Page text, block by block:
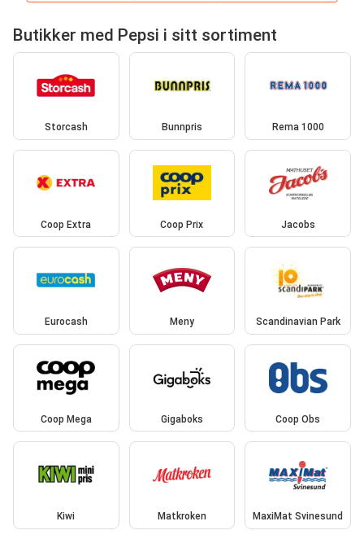
Butikker med Pepsi i sitt sortiment
Storcash Bunnpris Rema 1000
Coop Extra Coop Prix Jacobs
Eurocash Meny Scandinavian Park
Coop Mega Gigaboks Coop Obs
Kiwi Matkroken MaxiMat Svinesund